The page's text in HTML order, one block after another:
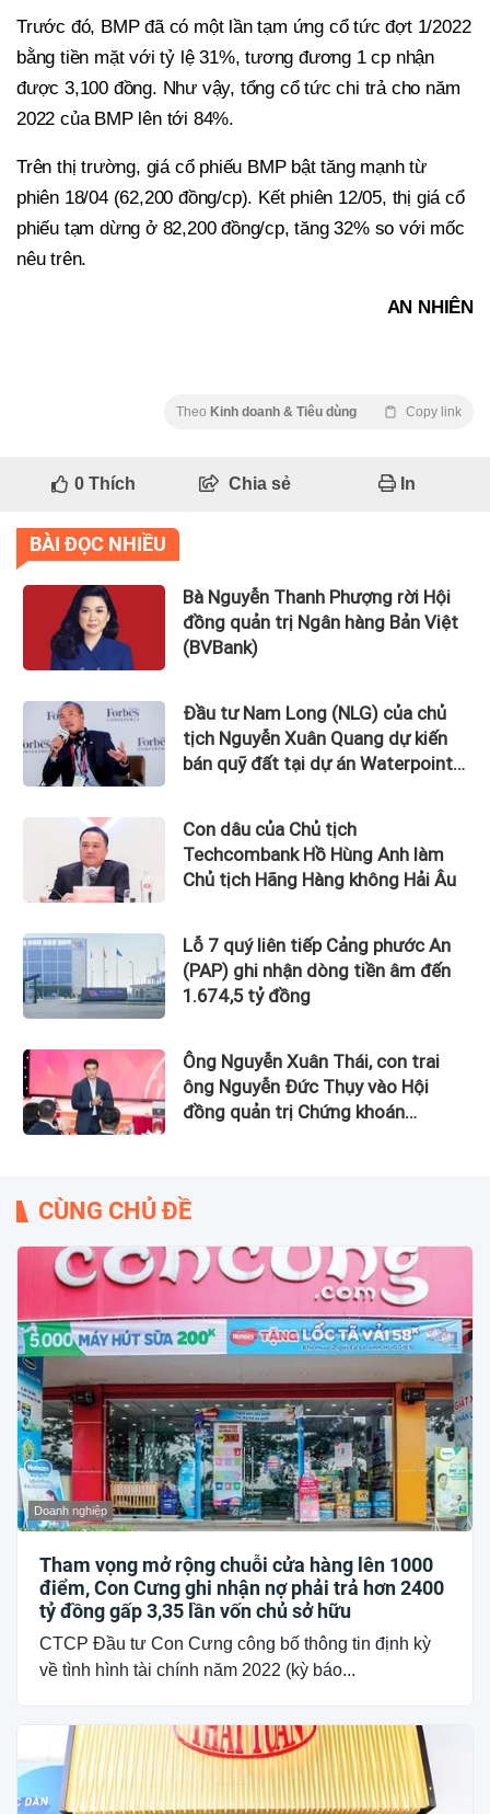
Trước đó, BMP đã có một lần tạm ứng cổ tức đợt 1/2022
bằng tiền mặt với tỷ lệ 31%, tương đương 1 cp nhận
được 3,100 đồng. Như vậy, tổng cổ tức chi trả cho năm
2022 của BMP lên tới 84%.
Trên thị trường, giá cổ phiếu BMP bật tăng mạnh từ
phiên 18/04 (62,200 đồng/cp). Kết phiên 12/05, thị giá cổ
phiếu tạm dừng ở 82,200 đồng/cp, tăng 32% so với mốc
nêu trên.
AN NHIÊN
Theo Kinh doanh & Tiêu dùng Copy link
0Thích Chia sẻ In
BÀI ĐỌC NHIỀU
Bà Nguyễn Thanh Phượng rời Hội
đồng quản trị Ngân hàng Bản Việt
(BVBank)
Đầu tư Nam Long (NLG) của chủ
tịch Nguyễn Xuân Quang dự kiến
bán quỹ đất tại dự án Waterpoint,
Con dâu của Chủ tịch
Techcombank Hồ Hùng Anh làm
Chủ tịch Hãng Hàng không Hải Âu
Lỗ 7 quý liên tiếp Cảng phước An
(PAP) ghi nhận dòng tiền âm đến
1.674,5 tỷ đồng
Ông Nguyễn Xuân Thái, con trai
ông Nguyễn Đức Thụy vào Hội
đồng quản trị Chứng khoán
CÙNG CHỦ ĐỀ
Doanh nghiệp
Tham vọng mở rộng chuỗi cửa hàng lên 1000
điểm, Con Cưng ghi nhận nợ phải trả hơn 2400
tỷ đồng gấp 3,35 lần vốn chủ sở hữu
CTCP Đầu tư Con Cưng công bố thông tin định kỳ
về tình hình tài chính năm 2022 (kỳ báo...